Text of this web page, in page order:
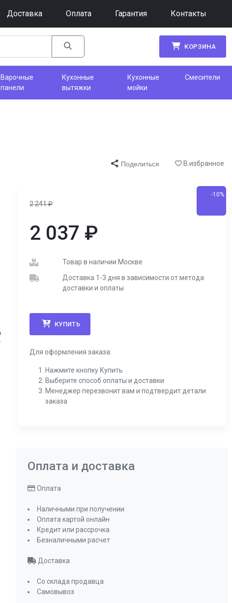
Доставка Оплата Гарантия Контакты
КОРЗИНА
Варочные
панели
Кухонные
вытяжки
Кухонные
мойки
Смесители
Поделиться В избранное
2 241₽
-10%
2 037 ₽
Товар в наличии Москве
Доставка 1-3 дня в зависимости от метода
доставки и оплаты
КУПИТЬ
Для оформления заказа:
Нажмите кнопку Купить
Выберите способ оплаты и доставки
Менеджер перезвонит вам и подтвердит детали
заказа
Оплата и доставка
Оплата
Наличными при получении
Оплата картой онлайн
Кредит или рассрочка
Безналичными расчет
Доставка
Со склада продавца
Самовывоз